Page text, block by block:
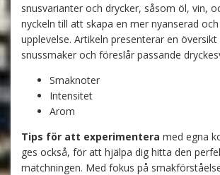
snusvarianter och drycker, såsom öl, vin,
nyckeln till att skapa en mer nyanserad
upplevelse. Artikeln presenterar en
snussmaker och föreslår passande
Smaknoter
Intensitet
Arom
Tips för att experimentera med egna
ges också, för att hjälpa dig hitta den
matchningen. Med fokus på